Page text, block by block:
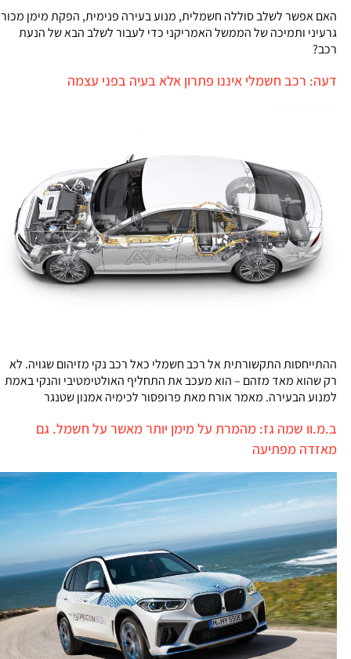
האם אפשר לשלב סוללה חשמלית, מנוע בעירה פנימית, הפקת מימן מכור
גרעיני ותמיכה של הממשל האמריקני כדי לעבור לשלב הבא של הנעת
רכב?
דעה: רכב חשמלי איננו פתרון אלא בעיה בפני עצמה
ההתייחסות התקשורתית אל רכב חשמלי כאל רכב נקי מזיהום שגויה. לא
רק שהוא מאד מזהם – הוא מעכב את התחליף האולטימטיבי והנקי באמת
למנוע הבעירה. מאמר אורח מאת פרופסור לכימיה אמנון שטנגר
ב.מ.וו שמה גז: מהמרת על מימן יותר מאשר על חשמל. גם
מאזדה מפתיעה